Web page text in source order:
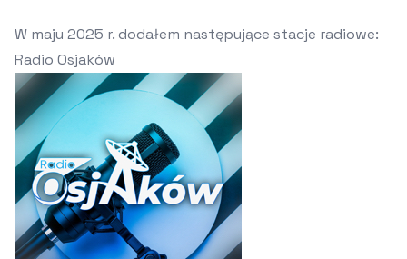
W maju 2025 r. dodałem następujące stacje radiowe:
Radio Osjaków